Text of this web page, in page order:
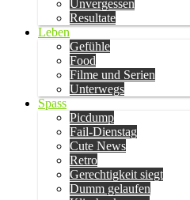
Unvergessen
Resultate
Leben
Gefühle
Food
Filme und Serien
Unterwegs
Spass
Picdump
Fail-Dienstag
Cute News
Retro
Gerechtigkeit siegt
Dumm gelaufen